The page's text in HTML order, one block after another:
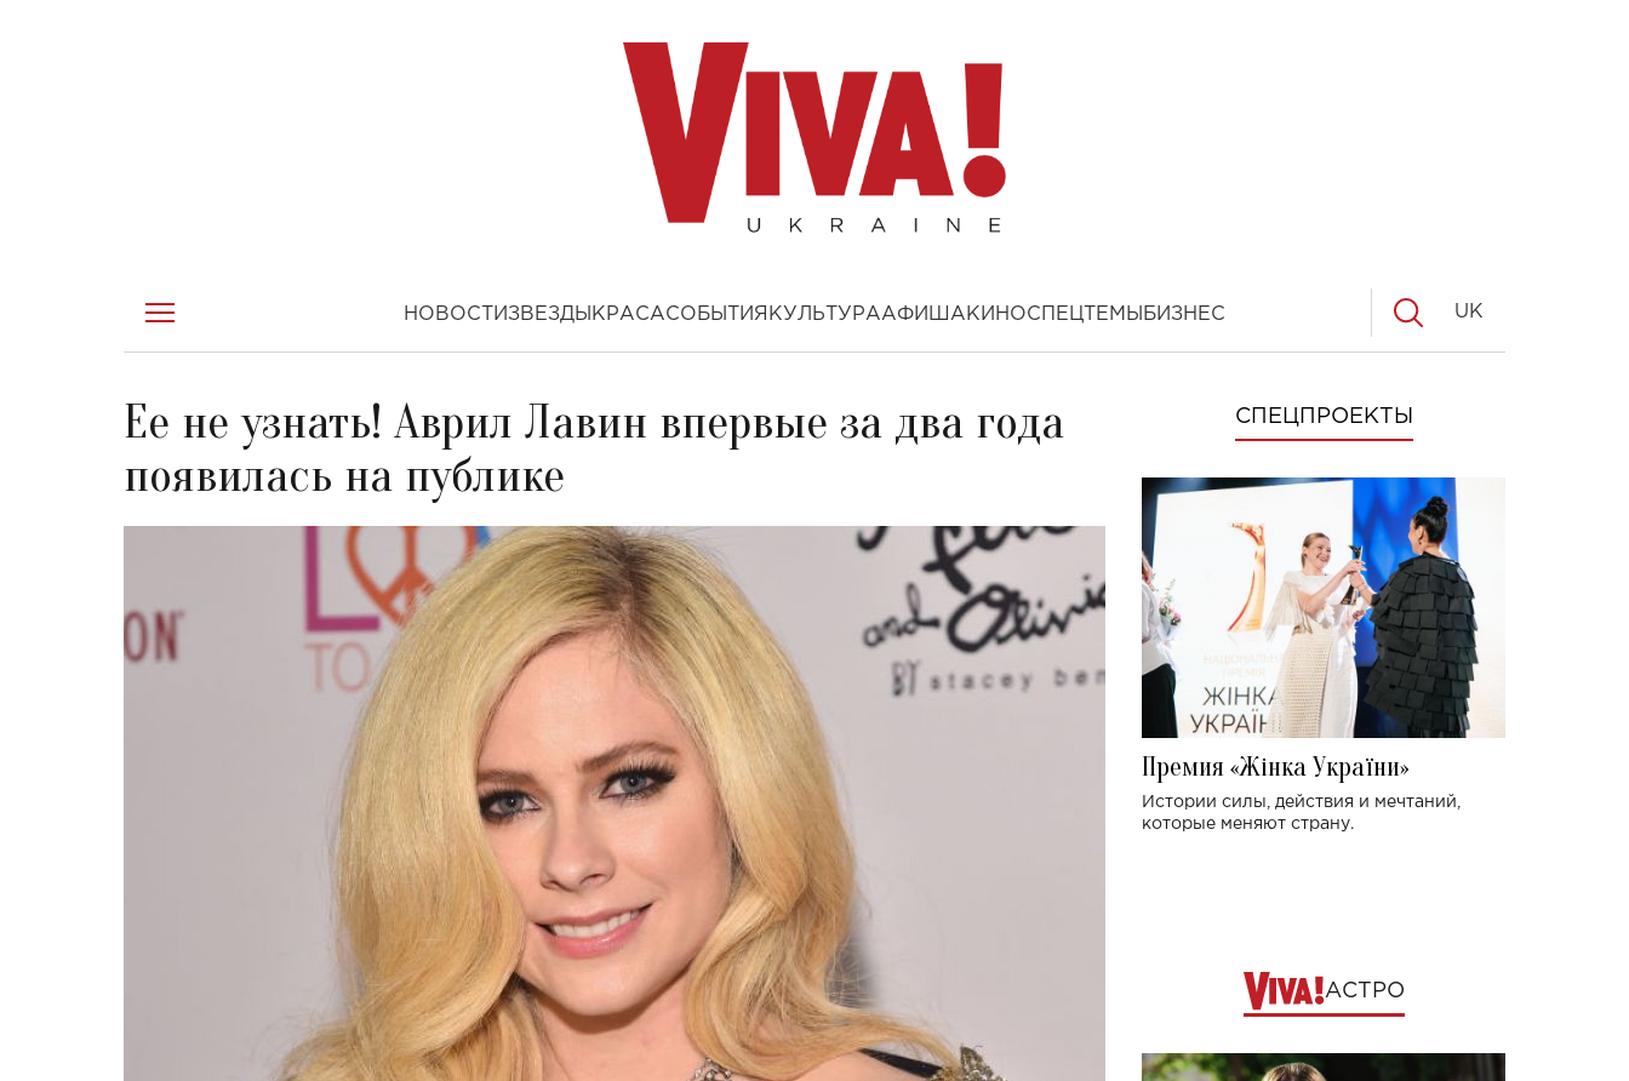
НОВОСТИ ЗВЕЗДЫ КРАСАСОБЫТИЯ КУЛЬТУРААФИША КИНОСПЕЦТЕМЫ БИЗНЕС UK
Ее не узнать! Аврил Лавин впервые за два года
появилась на публике
СПЕЦПРОЕКТЫ
Премия «Жінка України»
Истории силы, действия и мечтаний,
которые меняют страну.
АСТРО